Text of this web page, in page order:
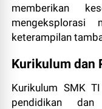
memberikan
mengeksplorasi
keterampilan
Kurikulum dan
Kurikulum SMK
pendidikan